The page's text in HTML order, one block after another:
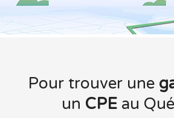
Pour trouver une
un CPE au